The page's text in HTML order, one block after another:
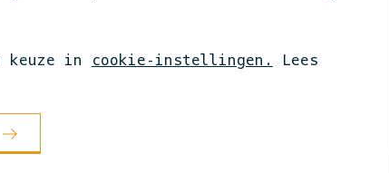
keuze in cookie-instellingen.
Lees